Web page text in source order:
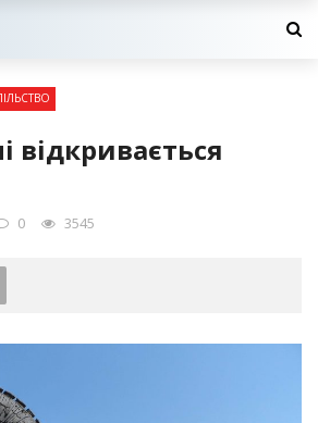
відкривається
0 3545